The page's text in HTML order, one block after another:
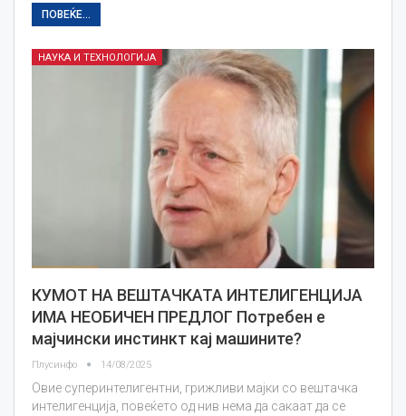
ПОВЕЌЕ...
НАУКА И ТЕХНОЛОГИЈА
КУМОТ НА ВЕШТАЧКАТА ИНТЕЛИГЕНЦИЈА
ИМА НЕОБИЧЕН ПРЕДЛОГ Потребен е
мајчински инстинкт кај машините?
Плусинфо 14/08/2025
Овие суперинтелигентни, грижливи мајки со вештачка
интелигенција, повеќето од нив нема да сакаат да се